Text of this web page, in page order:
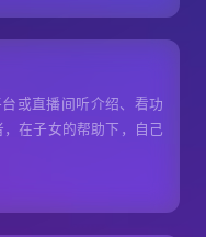
或直播间听介绍、看功
在子女的帮助下，自己